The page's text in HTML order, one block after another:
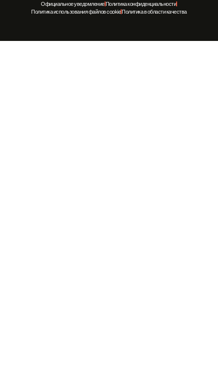
Официальное уведомление Политика конфиденциальности
Политика использования файлов cookieПолитика в области качества